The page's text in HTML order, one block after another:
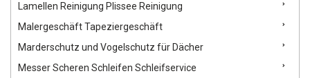
Lamellen Reinigung Plissee Reinigung
Malergeschäft Tapeziergeschäft
Marderschutz und Vogelschutz für Dächer
Messer Scheren Schleifen Schleifservice